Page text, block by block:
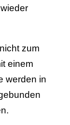
zum
einem
werden in